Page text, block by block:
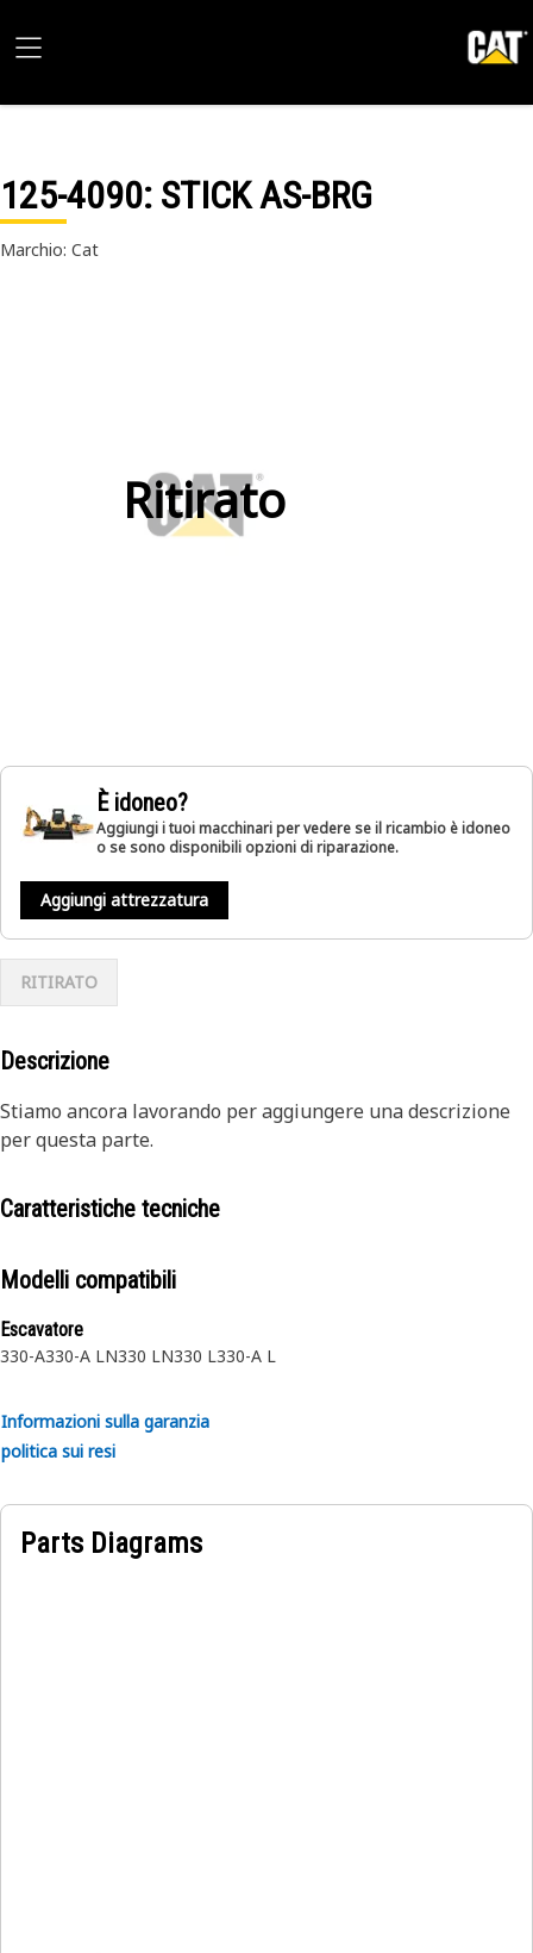
125-4090: STICK AS-BRG
Marchio: Cat
Ritirato
È idoneo?
Aggiungi i tuoi macchinari per vedere se il ricambio è idoneo
o se sono disponibili opzioni di riparazione.
Aggiungi attrezzatura
RITIRATO
Descrizione
Stiamo ancora lavorando per aggiungere una descrizione
per questa parte.
Caratteristiche tecniche
Modelli compatibili
Escavatore
330-A330-A LN330 LN330 L330-A L
Informazioni sulla garanzia
politica sui resi
Parts Diagrams